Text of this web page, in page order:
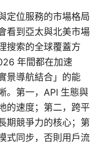
定位服務的市場格局
看到亞太與北美市場
搜索的全球覆蓋方
年間都在加速
景導航結合」的能
。第一，API 生態與
的速度；第二，跨平
期競爭力的核心；第
式同步，否則用戶流